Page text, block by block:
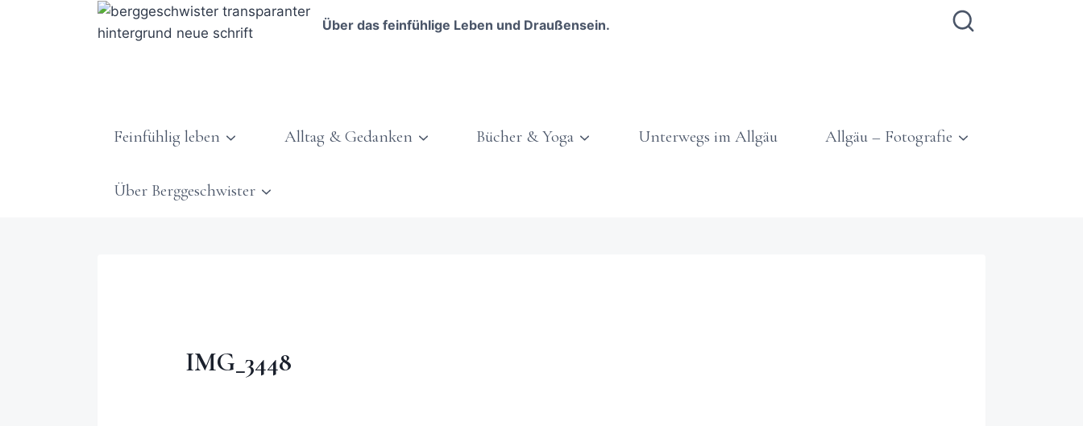
Über das feinfühlige Leben und Draußensein.
Feinfühlig leben Alltag & Gedanken Bücher & Yoga Unterwegs im Allgäu Allgäu – Fotografie
Über Berggeschwister
IMG_3448